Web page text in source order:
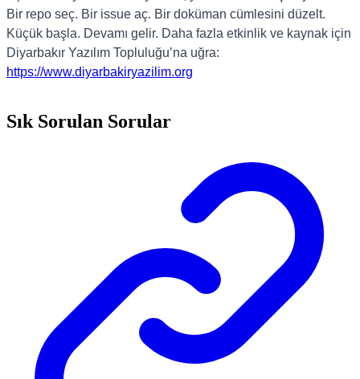
Bir repo seç. Bir issue aç. Bir doküman cümlesini düzelt.
Küçük başla. Devamı gelir. Daha fazla etkinlik ve kaynak için
Diyarbakır Yazılım Topluluğu’na uğra:
https://www.diyarbakiryazilim.org
Sık Sorulan Sorular